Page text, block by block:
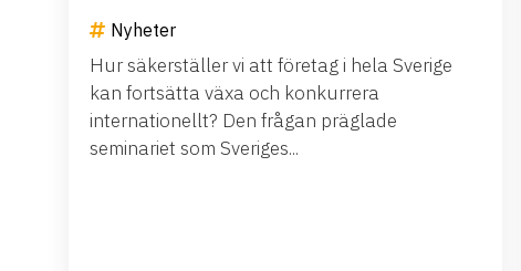
Nyheter
Hur säkerställer vi att företag i hela Sverige
kan fortsätta växa och konkurrera
internationellt? Den frågan präglade
seminariet som Sveriges...